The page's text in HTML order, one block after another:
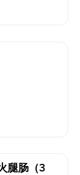
腿肠（3